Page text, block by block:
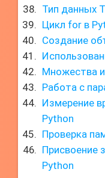
Тип данных
Цикл for в
Создание
Множества
Работа с
Измерение
Python
Проверка
Присвоение
Python